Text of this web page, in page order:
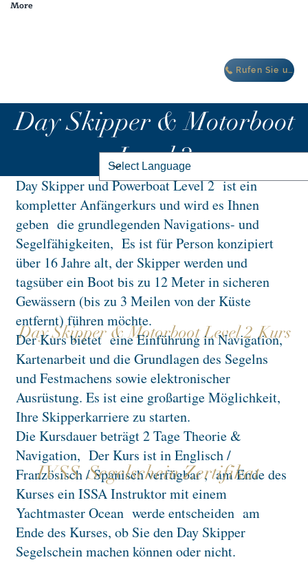
Winterangebot: Kostenlose Unterkunft im Oasis Villa Complex IBIZA
Rufen Sie uns an
More
Day Skipper & Motorboot
Level 2
Day Skipper & Motorboot Level 2 Kurs
Day Skipper und Powerboat Level 2 ist ein
kompletter Anfängerkurs und wird es Ihnen
geben die grundlegenden Navigations- und
Segelfähigkeiten, Es ist für Person konzipiert
über 16 Jahre alt, der Skipper werden und
tagsüber ein Boot bis zu 12 Meter in sicheren
Gewässern (bis zu 3 Meilen von der Küste
entfernt) führen möchte.
Der Kurs bietet eine Einführung in Navigation,
Kartenarbeit und die Grundlagen des Segelns
und Festmachens sowie elektronischer
Ausrüstung. Es ist eine großartige Möglichkeit,
Ihre Skipperkarriere zu starten.
Die Kursdauer beträgt 2 Tage Theorie &
Navigation, Der Kurs ist in Englisch /
Französisch / Spanisch verfügbar , am Ende des
Kurses ein ISSA Instruktor mit einem
Yachtmaster Ocean werde entscheiden am
Ende des Kurses, ob Sie den Day Skipper
Segelschein machen können oder nicht.
IVSS Segelschein Zertifikat